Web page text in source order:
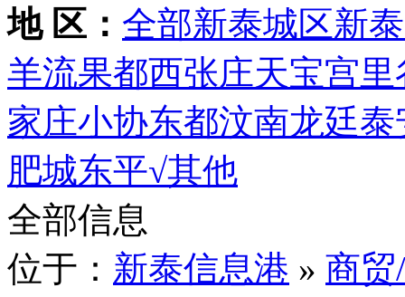
地 区： 全部新泰城区新
羊流果都西张庄天宝宫里
家庄小协东都汶南龙廷泰
肥城东平√其他
全部信息
位于： 新泰信息港 » 商贸